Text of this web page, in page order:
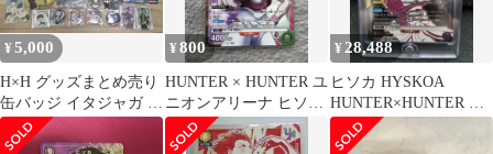
¥5,000
H×H グッズまとめ売り
缶バッジ イタジャガ フ
ィギュア コースター
¥800
HUNTER × HUNTER ユ
ニオンアリーナ ヒソカ
パラレル
¥ 28,488
ヒソカ HYSKOA
HUNTER×HUNTER パ
ラレル SR スーパーレ
ア